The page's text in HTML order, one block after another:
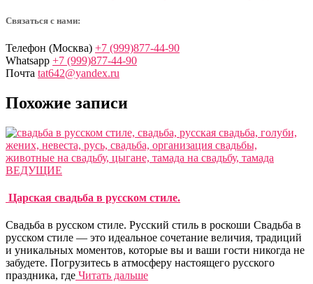
Связаться с нами:
Телефон (Москва) +7 (999)877-44-90
Whatsapp +7 (999)877-44-90
Почта tat642@yandex.ru
Похожие записи
ВЕДУЩИЕ
Царская свадьба в русском стиле.
Свадьба в русском стиле. Русский стиль в роскоши Cвадьба в
русском стиле — это идеальное сочетание величия, традиций
и уникальных моментов, которые вы и ваши гости никогда не
забудете. Погрузитесь в атмосферу настоящего русского
праздника, где Читать дальше